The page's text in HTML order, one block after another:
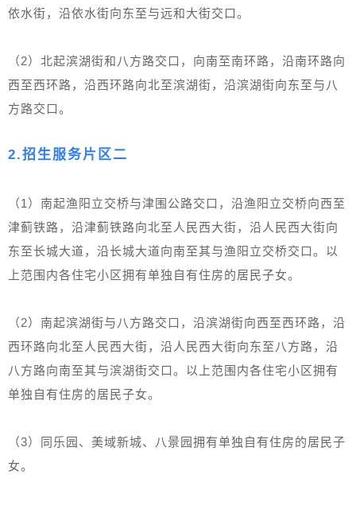
依水街，沿依水街向东至与远和大街交口。
（2）北起滨湖街和八方路交口，向南至南环路，沿南环路向
西至西环路，沿西环路向北至滨湖街，沿滨湖街向东至与八
方路交口。
2.招生服务片区二
（1）南起渔阳立交桥与津围公路交口，沿渔阳立交桥向西至
津蓟铁路，沿津蓟铁路向北至人民西大街，沿人民西大街向
东至长城大道，沿长城大道向南至其与渔阳立交桥交口。以
上范围内各住宅小区拥有单独自有住房的居民子女。
（2）南起滨湖街与八方路交口，沿滨湖街向西至西环路，沿
西环路向北至人民西大街，沿人民西大街向东至八方路，沿
八方路向南至其与滨湖街交口。以上范围内各住宅小区拥有
单独自有住房的居民子女。
（3）同乐园、美域新城、八景园拥有单独自有住房的居民子
女。